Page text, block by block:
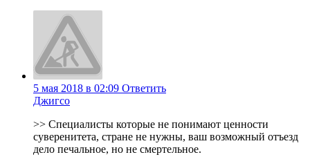
5 мая 2018 в 02:09 Ответить
Джигсо
>> Специалисты которые не понимают ценности
суверенитета, стране не нужны, ваш возможный отъезд
дело печальное, но не смертельное.